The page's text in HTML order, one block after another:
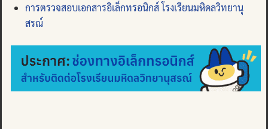
การตรวจสอบเอกสารอิเล็กทรอนิกส์ โรงเรียนมหิดลวิทยานุ
สรณ์